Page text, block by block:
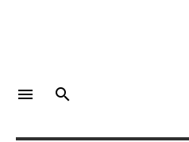
menu search